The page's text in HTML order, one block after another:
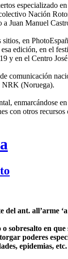
especializado
Nación
Juan Manuel
sitios, en
edición, en el
y en el Centro
comunicación
NRK (Noruega).
enmarcándose
con otros
ant. all’arme
sobresalto en
poderes
epidemias, etc.